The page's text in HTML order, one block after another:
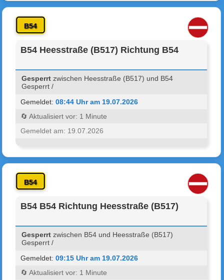
B54
B54 Heesstraße (B517) Richtung B54
Gesperrt zwischen Heesstraße (B517) und B54
Gesperrt /
Gemeldet:08:44 Uhr am 19.07.2026
🔄 Aktualisiert vor: 1 Minute
Gemeldet am: 19.07.2026
B54
B54 B54 Richtung Heesstraße (B517)
Gesperrt zwischen B54 und Heesstraße (B517)
Gesperrt /
Gemeldet:09:15 Uhr am 19.07.2026
🔄 Aktualisiert vor: 1 Minute